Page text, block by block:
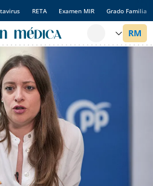
RETA Examen MIR Grado Familia